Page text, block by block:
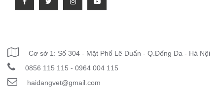
Cơ sở 1: Số 304 - Mặt Phố Lê Duẩn - Q.Đống Đa - Hà Nội
0856 115 115 - 0964 004 115
haidangvet@gmail.com